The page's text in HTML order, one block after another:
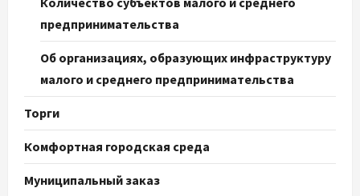
предпринимательства
Об организациях, образующих инфраструктуру
малого и среднего предпринимательства
Торги
Комфортная городская среда
Муниципальный заказ